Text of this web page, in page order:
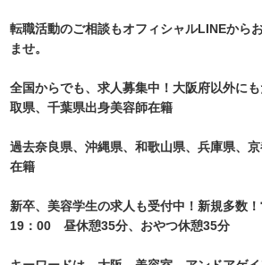
転職活動のご相談もオフィシャルLINEから
ませ。
全国からでも、求人募集中！大阪府以外に
取県、千葉県出身美容師在籍
過去奈良県、沖縄県、和歌山県、兵庫県、
在籍
新卒、美容学生の求人も受付中！新規多数
19：00 昼休憩35分、おやつ休憩35分